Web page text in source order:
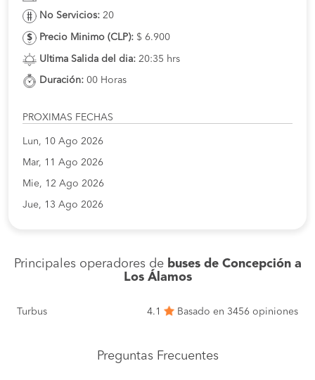
No Servicios: 20
Precio Minimo (CLP): $ 6.900
Ultima Salida del dia: 20:35 hrs
Duración: 00 Horas
PROXIMAS FECHAS
Lun, 10 Ago 2026
Mar, 11 Ago 2026
Mie, 12 Ago 2026
Jue, 13 Ago 2026
Principales operadores de buses de Concepción a
Los Álamos
Turbus 4.1 Basado en 3456 opiniones
Preguntas Frecuentes